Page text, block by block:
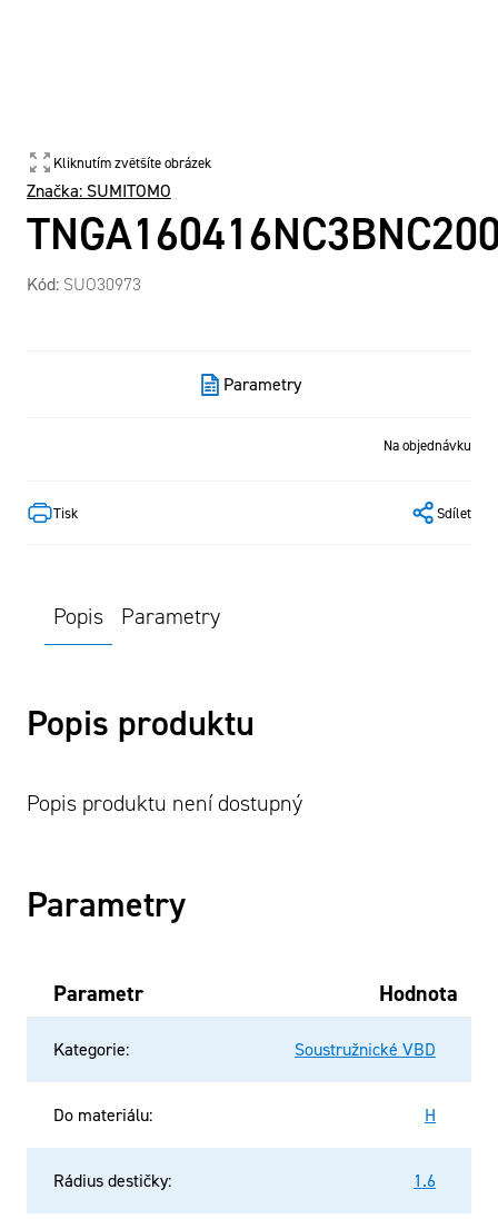
Kliknutím zvětšíte obrázek
Značka: SUMITOMO
Kód: SUO30973
Tisk Sdílet
Na objednávku
Parametry
Popis Parametry
Popis produktu
Popis produktu není dostupný
Parametry
Parametr Hodnota
Kategorie: Soustružnické VBD
Do materiálu: H
Rádius destičky: 1.6